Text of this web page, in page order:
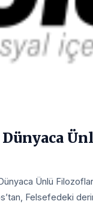
Ünlü
Felsefedeki